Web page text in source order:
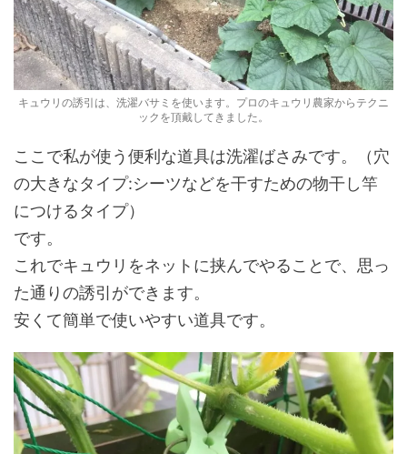
キュウリの誘引は、洗濯バサミを使います。プロのキュウリ農家からテクニ
ックを頂戴してきました。
ここで私が使う便利な道具は洗濯ばさみです。（穴
の大きなタイプ:シーツなどを干すための物干し竿
につけるタイプ）
です。
これでキュウリをネットに挟んでやることで、思っ
た通りの誘引ができます。
安くて簡単で使いやすい道具です。